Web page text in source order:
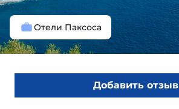
Отели Паксоса
Добавить отзыв